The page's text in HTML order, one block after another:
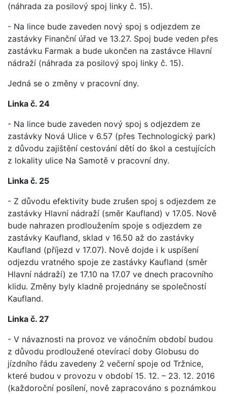
(náhrada za posilový spoj linky č. 15).
- Na lince bude zaveden nový spoj s odjezdem ze
zastávky Finanční úřad ve 13.27. Spoj bude veden přes
zastávku Farmak a bude ukončen na zastávce Hlavní
nádraží (náhrada za posilový spoj linky č. 15).
Jedná se o změny v pracovní dny.
Linka č. 24
- Na lince bude zaveden nový spoj s odjezdem ze
zastávky Nová Ulice v 6.57 (přes Technologický park)
z důvodu zajištění cestování dětí do škol a cestujících
z lokality ulice Na Samotě v pracovní dny.
Linka č. 25
- Z důvodu efektivity bude zrušen spoj s odjezdem ze
zastávky Hlavní nádraží (směr Kaufland) v 17.05. Nově
bude nahrazen prodloužením spoje s odjezdem ze
zastávky Kaufland, sklad v 16.50 až do zastávky
Kaufland (příjezd v 17.07). Nově dojde i k uspíšení
odjezdu vratného spoje ze zastávky Kaufland (směr
Hlavní nádraží) ze 17.10 na 17.07 ve dnech pracovního
klidu. Změny byly kladně projednány se společností
Kaufland.
Linka č. 27
- V návaznosti na provoz ve vánočním období budou
z důvodu prodloužené otevírací doby Globusu do
jízdního řádu zavedeny 2 večerní spoje od Tržnice,
které budou v provozu v období 15. 12. – 23. 12. 2016
(každoroční posílení, nově zapracováno s poznámkou